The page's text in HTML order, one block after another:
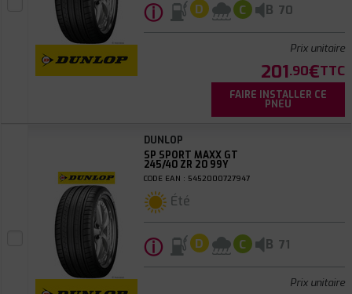
ⓘ D C B 70
Prix unitaire
201.90€TTC
FAIRE INSTALLER CE
PNEU
DUNLOP
SP SPORT MAXX GT
245/40 ZR 20 99Y
CODE EAN : 5452000727947
Été
ⓘ D C B 71
Prix unitaire